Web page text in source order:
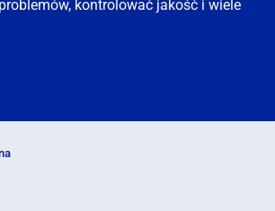
kontrolować jakość i wiele